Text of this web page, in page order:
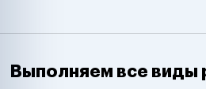
Выполняем все виды